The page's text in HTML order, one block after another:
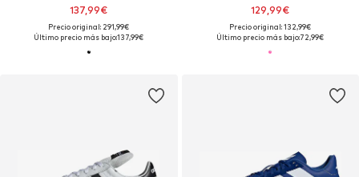
137,99€
Precio original: 291,99€
Último precio más bajo:137,99€
129,99€
Precio original: 132,99€
Último precio más bajo:72,99€